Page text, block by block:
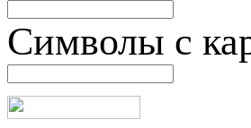
Символы с